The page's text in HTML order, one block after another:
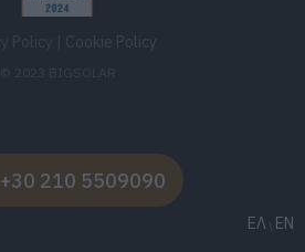
Cookie Policy
+30 210 5509090
ΕΛ EN